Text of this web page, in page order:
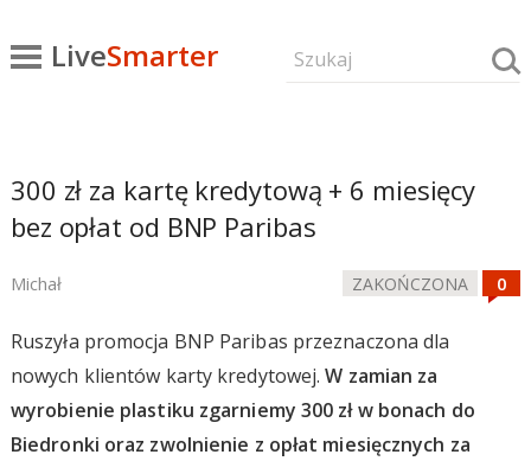
LiveSmarter
300 zł za kartę kredytową + 6 miesięcy
bez opłat od BNP Paribas
Michał ZAKOŃCZONA
Ruszyła promocja BNP Paribas przeznaczona dla
nowych klientów karty kredytowej.W zamian za
wyrobienie plastiku zgarniemy 300 zł w bonach do
Biedronki oraz zwolnienie z opłat miesięcznych za